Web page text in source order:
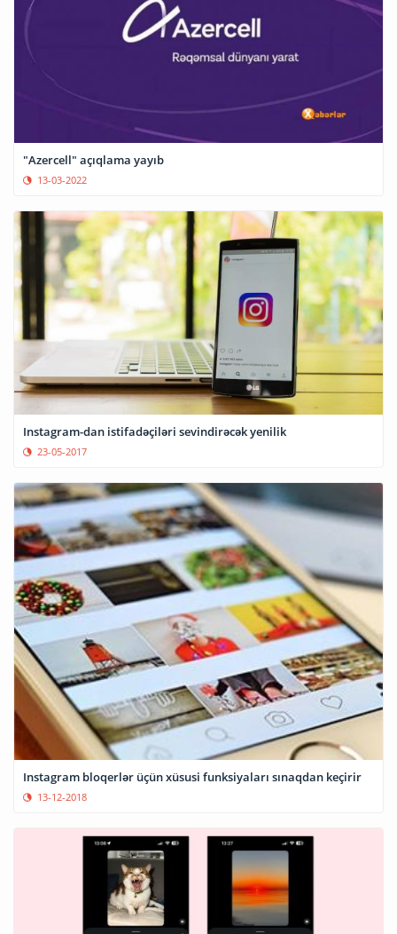
"Azercell" açıqlama yayıb
13-03-2022
Instagram-dan istifadəçiləri sevindirəcək yenilik
23-05-2017
Instagram bloqerlər üçün xüsusi funksiyaları sınaqdan keçirir
13-12-2018